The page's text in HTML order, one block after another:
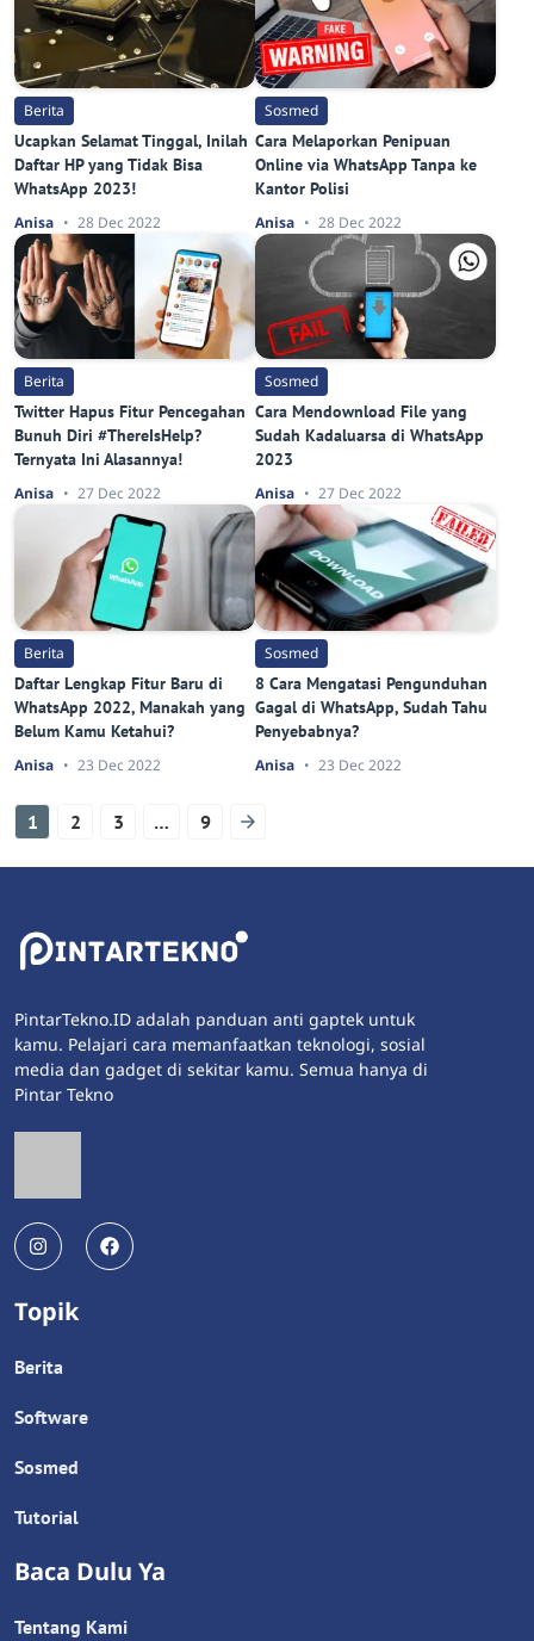
Berita
Ucapkan Selamat Tinggal, Inilah
Daftar HP yang Tidak Bisa
WhatsApp 2023!
Anisa 28 Dec 2022
Sosmed
Cara Melaporkan Penipuan
Online via WhatsApp Tanpa ke
Kantor Polisi
Anisa 28 Dec 2022
Berita
Twitter Hapus Fitur Pencegahan
Bunuh Diri #ThereIsHelp?
Ternyata Ini Alasannya!
Anisa 27 Dec 2022
Sosmed
Cara Mendownload File yang
Sudah Kadaluarsa di WhatsApp
2023
Anisa 27 Dec 2022
Berita
Daftar Lengkap Fitur Baru di
WhatsApp 2022, Manakah yang
Belum Kamu Ketahui?
Anisa 23 Dec 2022
Sosmed
8 Cara Mengatasi Pengunduhan
Gagal di WhatsApp, Sudah Tahu
Penyebabnya?
Anisa 23 Dec 2022
1 2 3 … 9
PintarTekno.ID adalah panduan anti gaptek untuk
kamu. Pelajari cara memanfaatkan teknologi, sosial
media dan gadget di sekitar kamu. Semua hanya di
Pintar Tekno
Topik
Berita
Software
Sosmed
Tutorial
Baca Dulu Ya
Tentang Kami